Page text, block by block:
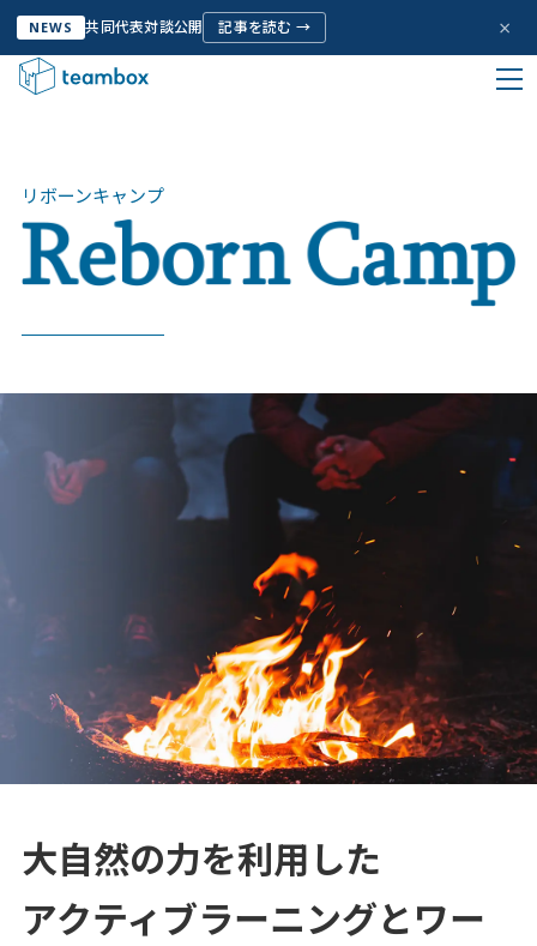
NEWS 共同代表対談公開 記事を読む → ×
私たちについて
Company Info
サービス
お客様の声
取り組み
Column
News
資料請求
HOME サービス
リボーンキャンプ
大自然の力を利用した
アクティブラーニングとワー